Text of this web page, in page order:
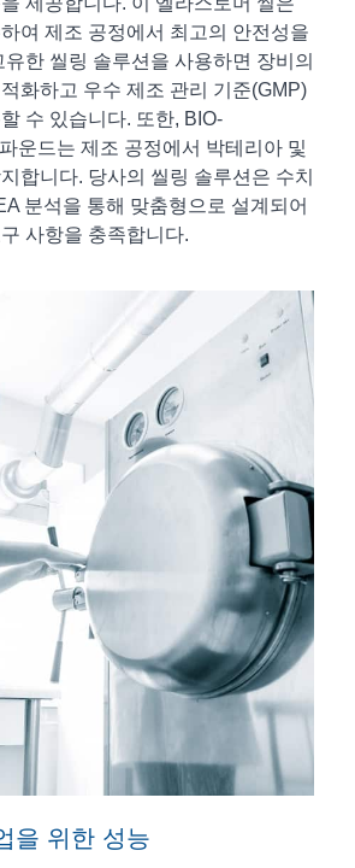
여 제조 공정에서 최고의 안전성을
한 씰링 솔루션을 사용하면 장비의
화하고 우수 제조 관리 기준(GMP)
수 있습니다. 또한, BIO-
운드는 제조 공정에서 박테리아 및
합니다. 당사의 씰링 솔루션은 수치
분석을 통해 맞춤형으로 설계되어
사항을 충족합니다.
을 위한 성능